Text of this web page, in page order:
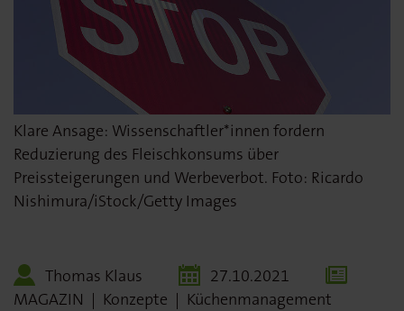
Klare Ansage: Wissenschaftler*innen fordern
Reduzierung des Fleischkonsums über
Preissteigerungen und Werbeverbot. Foto: Ricardo
Nishimura/iStock/Getty Images
Thomas Klaus
27.10.2021
MAGAZIN | Konzepte | Küchenmanagement